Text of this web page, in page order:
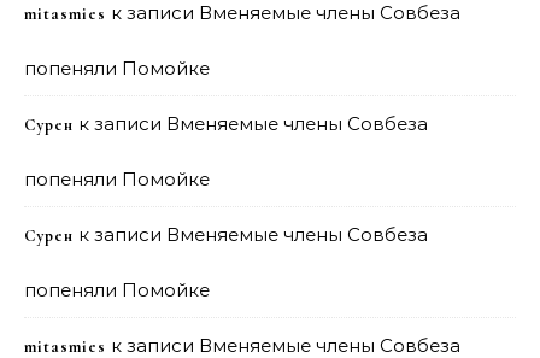
mitasmies к записи Вменяемые члены Совбеза
попеняли Помойке
Сурен к записи Вменяемые члены Совбеза
попеняли Помойке
Сурен к записи Вменяемые члены Совбеза
попеняли Помойке
mitasmies к записи Вменяемые члены Совбеза